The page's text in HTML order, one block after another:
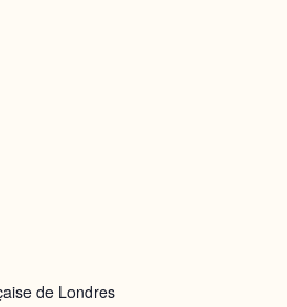
de Londres